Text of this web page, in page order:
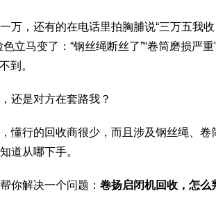
万，还有的在电话里拍胸脯说“三万五我
立马变了：“钢丝绳断丝了”“卷筒磨损严重
到。
还是对方在套路我？
行的回收商很少，而且涉及钢丝绳、卷
道从哪下手。
你解决一个问题： 卷扬启闭机回收，怎么